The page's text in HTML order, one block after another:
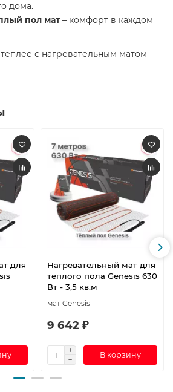
дома.
пол мат– комфорт в каждом
с нагревательным матом
для
Нагревательный мат для
теплого пола Genesis 630
Вт - 3,5 кв.м
мат Genesis
9 642 ₽
В корзину